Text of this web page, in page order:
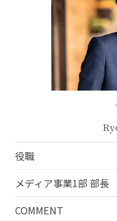
役職
メディア事業1部 部長
COMMENT